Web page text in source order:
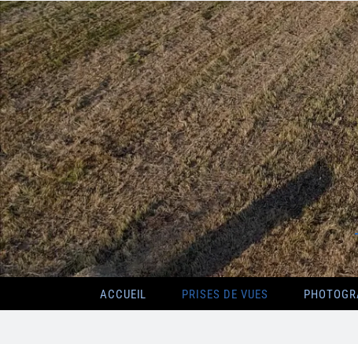
ACCUEIL PRISES DE VUES